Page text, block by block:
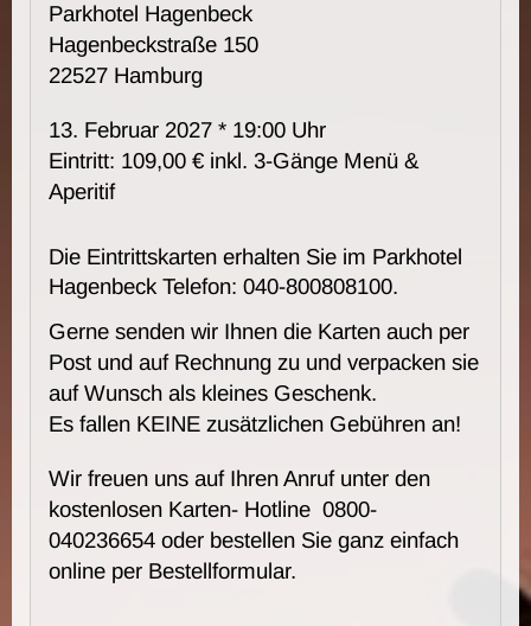
Parkhotel Hagenbeck
Hagenbeckstraße 150
22527 Hamburg
13. Februar 2027 * 19:00 Uhr
Eintritt: 109,00 € inkl. 3-Gänge Menü &
Aperitif
Die Eintrittskarten erhalten Sie im Parkhotel
Hagenbeck Telefon: 040-800808100.
Gerne senden wir Ihnen die Karten auch per
Post und auf Rechnung zu und verpacken sie
auf Wunsch als kleines Geschenk.
Es fallen KEINE zusätzlichen Gebühren an!
Wir freuen uns auf Ihren Anruf unter den
kostenlosen Karten- Hotline 0800-
040236654 oder bestellen Sie ganz einfach
online per Bestellformular.